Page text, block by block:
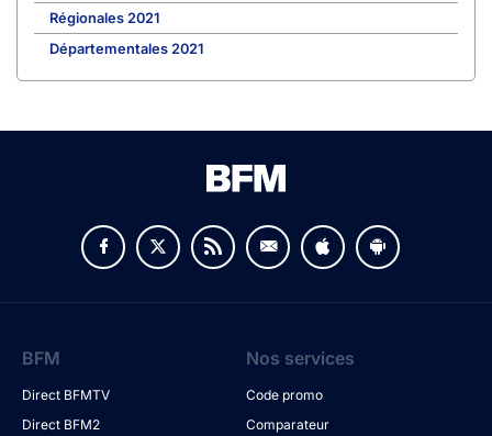
Régionales 2021
Départementales 2021
BFM
Direct BFMTV
Direct BFM2
Nos services
Code promo
Comparateur